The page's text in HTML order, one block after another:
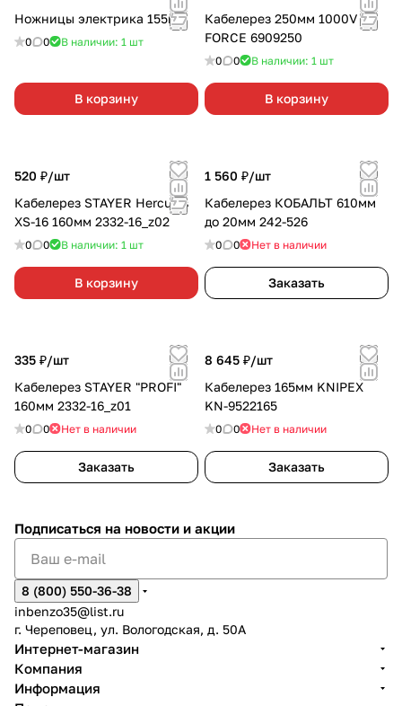
Ножницы электрика 155мм
0 0 В наличии: 1 шт
В корзину
Кабелерез 250мм 1000V
FORCE 6909250
0 0 В наличии: 1 шт
В корзину
520 ₽/шт
Кабелерез STAYER Hercules
XS-16 160мм 2332-16_z02
0 0 В наличии: 1 шт
В корзину
1 560 ₽/шт
Кабелерез КОБАЛЬТ 610мм
до 20мм 242-526
0 0 Нет в наличии
Заказать
335 ₽/шт
Кабелерез STAYER "PROFI"
160мм 2332-16_z01
0 0 Нет в наличии
Заказать
8 645 ₽/шт
Кабелерез 165мм KNIPEX
KN-9522165
0 0 Нет в наличии
Заказать
Подписаться на новости и акции
8 (800) 550-36-38
inbenzo35@list.ru
г. Череповец, ул. Вологодская, д. 50А
Интернет-магазин
Компания
Информация